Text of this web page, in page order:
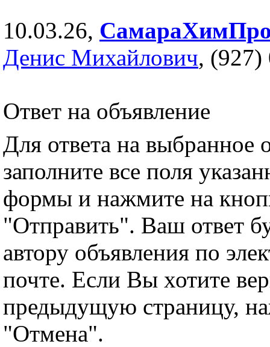
10.03.26,
Денис Михайлович, (927)
Ответ на объявление
Для ответа на выбранное
заполните все поля
формы и нажмите на
"Отправить". Ваш ответ
автору объявления по
почте. Если Вы хотите
предыдущую страницу,
"Отмена".